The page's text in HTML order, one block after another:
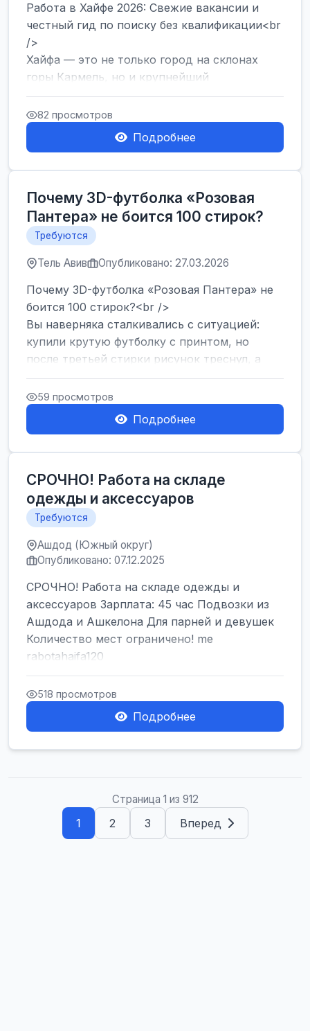
Работа в Хайфе 2026: Свежие вакансии и
честный гид по поиску без квалификации<br
/>
Хайфа — это не только город на склонах
горы Кармель, но и крупнейший
промышленный и логистический хаб
Израиля. Если...
82 просмотров
Подробнее
Почему 3D-футболка «Розовая
Пантера» не боится 100 стирок?
Требуются
Тель Авив Опубликовано: 27.03.2026
Почему 3D-футболка «Розовая Пантера» не
боится 100 стирок?<br />
Вы наверняка сталкивались с ситуацией:
купили крутую футболку с принтом, но
после третьей стирки рисунок треснул, а
после десятой — пр...
59 просмотров
Подробнее
СРОЧНО! Работа на складе
одежды и аксессуаров
Требуются
Ашдод (Южный округ)
Опубликовано: 07.12.2025
СРОЧНО! Работа на складе одежды и
аксессуаров Зарплата: 45 час Подвозки из
Ашдода и Ашкелона Для парней и девушек
Количество мест ограничено! me
rabotahaifa120
518 просмотров
Подробнее
Страница 1 из 912
1 2 3 Вперед